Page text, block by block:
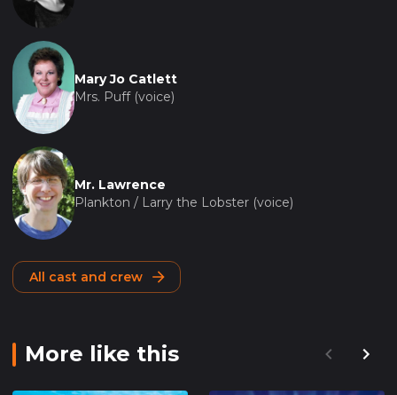
Mary Jo Catlett
Mrs. Puff (voice)
Mr. Lawrence
Plankton / Larry the Lobster (voice)
All cast and crew
More like this